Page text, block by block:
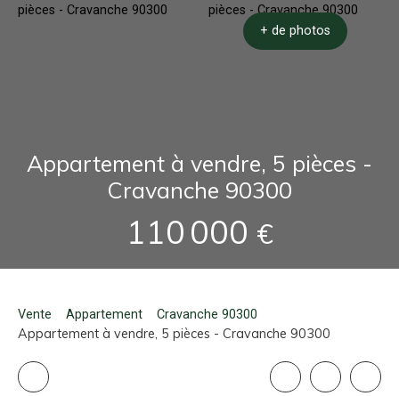
+ de photos
Appartement à vendre, 5 pièces -
Cravanche 90300
110 000 €
Vente Appartement Cravanche 90300
Appartement à vendre, 5 pièces - Cravanche 90300